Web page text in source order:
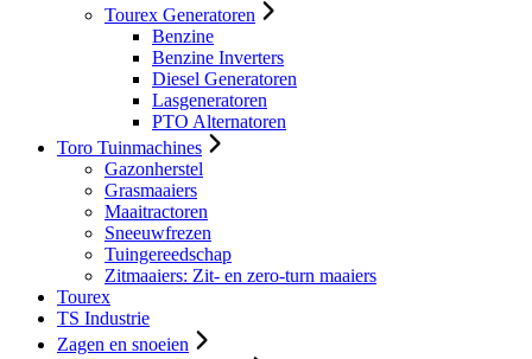
Tourex Generatoren
Benzine
Benzine Inverters
Diesel Generatoren
Lasgeneratoren
PTO Alternatoren
Toro Tuinmachines
Gazonherstel
Grasmaaiers
Maaitractoren
Sneeuwfrezen
Tuingereedschap
Zitmaaiers: Zit- en zero-turn maaiers
Tourex
TS Industrie
Zagen en snoeien